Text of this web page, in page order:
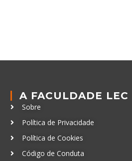
A FACULDADE LEC
Sobre
Política de Privacidade
Política de Cookies
Código de Conduta